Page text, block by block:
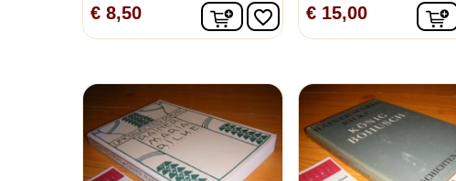
€ 8,50 In winkelwagen
favorite_border € 15,00